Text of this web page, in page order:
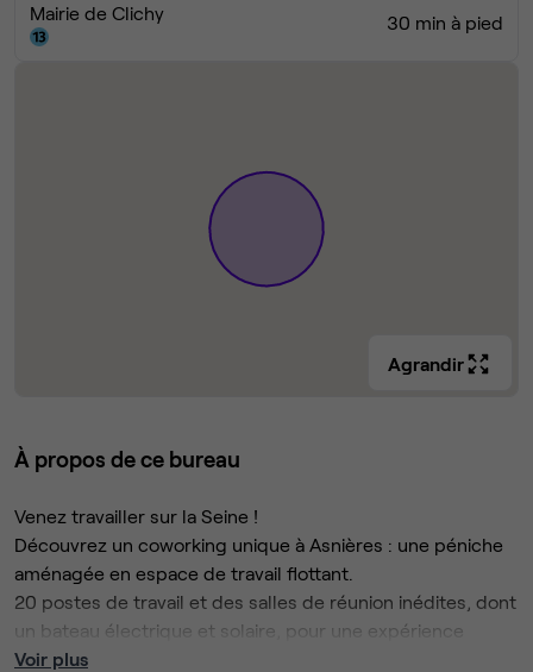
Mairie de Clichy 30 min à pied
Agrandir
À propos de ce bureau
Venez travailler sur la Seine !
Découvrez un coworking unique à Asnières : une péniche
aménagée en espace de travail flottant.
20 postes de travail et des salles de réunion inédites, dont
un bateau électrique et solaire, pour une expérience
professionnelle hors du commun.
Voir plus